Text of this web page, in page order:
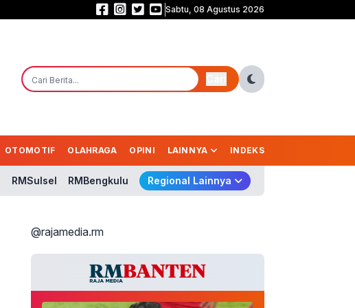
Babak Pertama Garuda Masih Buntu! Indonesia Vs Singapura 0-0
Sabtu, 08 Agustus 2026
OTOMOTIF OLAHRAGA OPINI LAINNYA INDEKS
RMSulsel RMBengkulu Regional Lainnya
@rajamedia.rm